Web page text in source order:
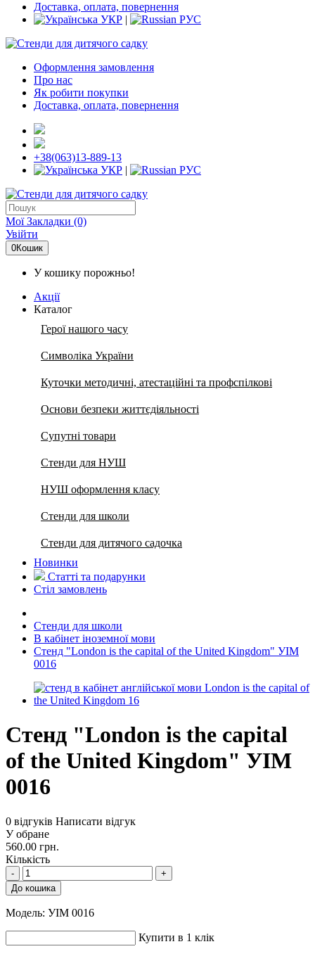
Доставка, оплата, повернення
УКР | РУС
Оформлення замовлення
Про нас
Як робити покупки
Доставка, оплата, повернення
+38(063)13-889-13
УКР | РУС
Мої Закладки (0)
Увійти
0Кошик
У кошику порожньо!
Акції
Каталог
Герої нашого часу
Символіка України
Куточки методичні, атестаційні та профспілкові
Основи безпеки життєдіяльності
Супутні товари
Стенди для НУШ
НУШ оформлення класу
Стенди для школи
Стенди для дитячого садочка
Новинки
Статті та подарунки
Стіл замовлень
Стенди для школи
В кабінет іноземної мови
Стенд "London is the capital of the United Kingdom" УІМ
0016
Стенд "London is the capital
of the United Kingdom" УІМ
0016
0 відгуків Написати відгук
У обране
560.00 грн.
Кількість
-
+
До кошика
Модель: УІМ 0016
Купити в 1 клік